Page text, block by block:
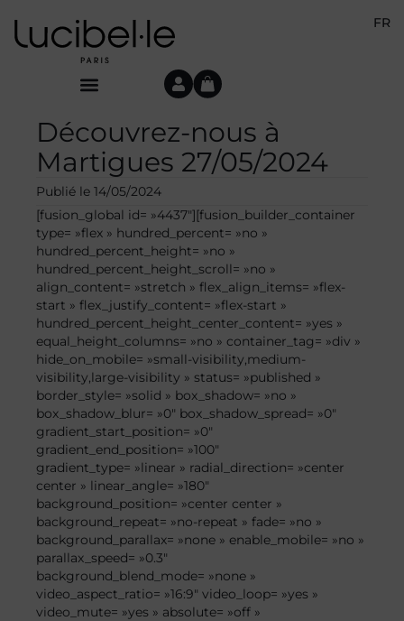
FR
Découvrez-nous à
Martigues 27/05/2024
Publié le 14/05/2024
[fusion_global id= »4437″][fusion_builder_container
type= »flex » hundred_percent= »no »
hundred_percent_height= »no »
hundred_percent_height_scroll= »no »
align_content= »stretch » flex_align_items= »flex-
start » flex_justify_content= »flex-start »
hundred_percent_height_center_content= »yes »
equal_height_columns= »no » container_tag= »div »
hide_on_mobile= »small-visibility,medium-
visibility,large-visibility » status= »published »
border_style= »solid » box_shadow= »no »
box_shadow_blur= »0″ box_shadow_spread= »0″
gradient_start_position= »0″
gradient_end_position= »100″
gradient_type= »linear » radial_direction= »center
center » linear_angle= »180″
background_position= »center center »
background_repeat= »no-repeat » fade= »no »
background_parallax= »none » enable_mobile= »no »
parallax_speed= »0.3″
background_blend_mode= »none »
video_aspect_ratio= »16:9″ video_loop= »yes »
video_mute= »yes » absolute= »off »